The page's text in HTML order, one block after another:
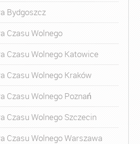
Bydgoszcz
Czasu Wolnego
Czasu Wolnego Katowice
Czasu Wolnego Kraków
Czasu Wolnego Poznań
Czasu Wolnego Szczecin
Czasu Wolnego Warszawa